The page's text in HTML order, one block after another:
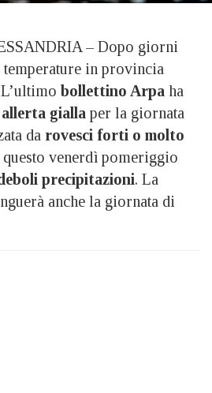
– Dopo giorni
temperature in provincia
bollettino Arpa ha
allerta gialla per la giornata
da rovesci forti o molto
questo venerdì pomeriggio
precipitazioni. La
anche la giornata di